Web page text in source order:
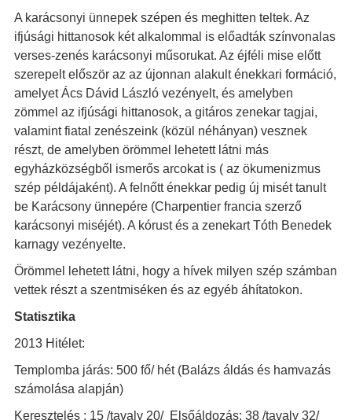
A karácsonyi ünnepek szépen és meghitten teltek. Az
ifjúsági hittanosok két alkalommal is előadták színvonalas
verses-zenés karácsonyi műsorukat. Az éjféli mise előtt
szerepelt először az az újonnan alakult énekkari formáció,
amelyet Ács Dávid László vezényelt, és amelyben
zömmel az ifjúsági hittanosok, a gitáros zenekar tagjai,
valamint fiatal zenészeink (közül néhányan) vesznek
részt, de amelyben örömmel lehetett látni más
egyházközségből ismerős arcokat is ( az ökumenizmus
szép példájaként). A felnőtt énekkar pedig új misét tanult
be Karácsony ünnepére (Charpentier francia szerző
karácsonyi miséjét). A kórust és a zenekart Tóth Benedek
karnagy vezényelte.
Örömmel lehetett látni, hogy a hívek milyen szép számban
vettek részt a szentmiséken és az egyéb áhítatokon.
Statisztika
2013 Hitélet:
Templomba járás: 500 fő/ hét (Balázs áldás és hamvazás
számolása alapján)
Keresztelés : 15 /tavaly 20/ Elsőáldozás: 38 /tavaly 32/